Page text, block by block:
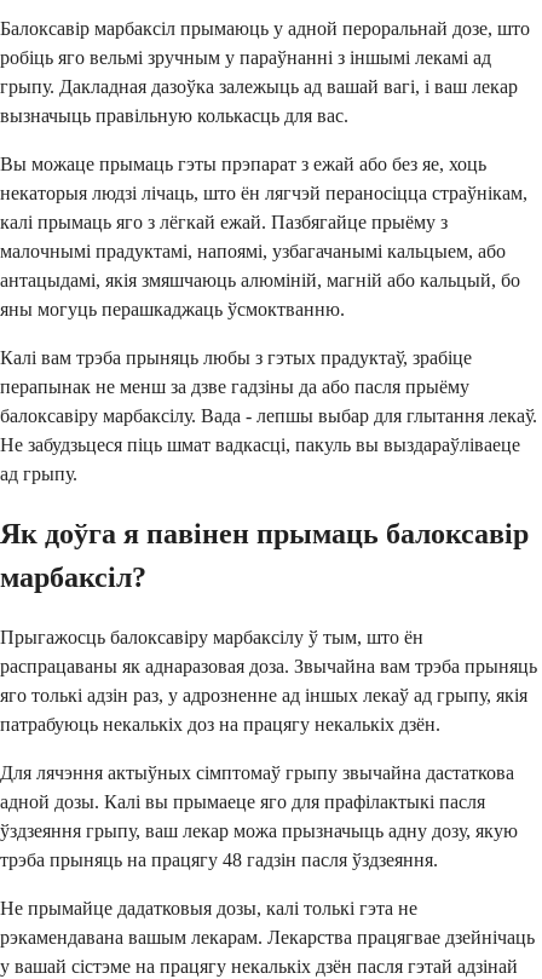
Балоксавір марбаксіл прымаюць у адной пероральнай дозе, што
робіць яго вельмі зручным у параўнанні з іншымі лекамі ад
грыпу. Дакладная дазоўка залежыць ад вашай вагі, і ваш лекар
вызначыць правільную колькасць для вас.
Вы можаце прымаць гэты прэпарат з ежай або без яе, хоць
некаторыя людзі лічаць, што ён лягчэй пераносіцца страўнікам,
калі прымаць яго з лёгкай ежай. Пазбягайце прыёму з
малочнымі прадуктамі, напоямі, узбагачанымі кальцыем, або
антацыдамі, якія змяшчаюць алюміній, магній або кальцый, бо
яны могуць перашкаджаць ўсмоктванню.
Калі вам трэба прыняць любы з гэтых прадуктаў, зрабіце
перапынак не менш за дзве гадзіны да або пасля прыёму
балоксавіру марбаксілу. Вада - лепшы выбар для глытання лекаў.
Не забудзьцеся піць шмат вадкасці, пакуль вы выздараўліваеце
ад грыпу.
Як доўга я павінен прымаць балоксавір
марбаксіл?
Прыгажосць балоксавіру марбаксілу ў тым, што ён
распрацаваны як аднаразовая доза. Звычайна вам трэба прыняць
яго толькі адзін раз, у адрозненне ад іншых лекаў ад грыпу, якія
патрабуюць некалькіх доз на працягу некалькіх дзён.
Для лячэння актыўных сімптомаў грыпу звычайна дастаткова
адной дозы. Калі вы прымаеце яго для прафілактыкі пасля
ўздзеяння грыпу, ваш лекар можа прызначыць адну дозу, якую
трэба прыняць на працягу 48 гадзін пасля ўздзеяння.
Не прымайце дадатковыя дозы, калі толькі гэта не
рэкамендавана вашым лекарам. Лекарства працягвае дзейнічаць
у вашай сістэме на працягу некалькіх дзён пасля гэтай адзінай